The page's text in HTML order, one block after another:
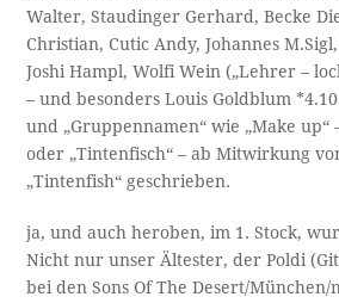
Walter, Staudinger Gerhard, Becke
Christian, Cutic Andy, Johannes
Joshi Hampl, Wolfi Wein („Lehrer –
– und besonders Louis Goldblum
und „Gruppennamen“ wie „Make up“
oder „Tintenfisch“ – ab Mitwirkung
„Tintenfish“ geschrieben.
ja, und auch heroben, im 1. Stock,
Nicht nur unser Ältester, der Poldi
bei den Sons Of The Desert/München/